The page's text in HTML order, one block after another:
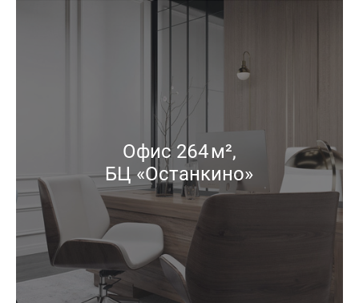
Офис 264 м²,
БЦ «Останкино»